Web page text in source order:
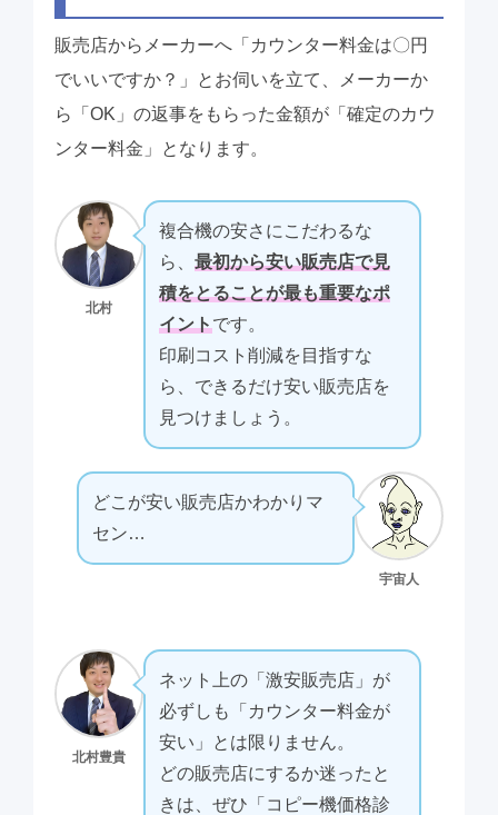
販売店からメーカーへ「カウンター料金は〇円
でいいですか？」とお伺いを立て、メーカーか
ら「OK」の返事をもらった金額が「確定のカウ
ンター料金」となります。
北村
複合機の安さにこだわるな
ら、 最初から安い販売店で見
積をとることが最も重要なポ
イントです。
印刷コスト削減を目指すな
ら、できるだけ安い販売店を
見つけましょう。
宇宙人
どこが安い販売店かわかりマ
セン…
北村豊貴
ネット上の「激安販売店」が
必ずしも「カウンター料金が
安い」とは限りません。
どの販売店にするか迷ったと
きは、ぜひ「コピー機価格診